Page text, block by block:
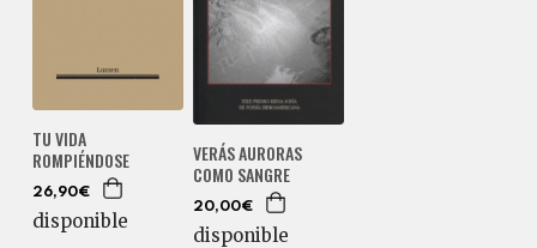
TU VIDA
ROMPIÉNDOSE
26,90€
disponible
VERÁS AURORAS
COMO SANGRE
20,00€
disponible